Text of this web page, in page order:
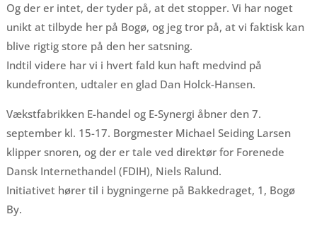
Og der er intet, der tyder på, at det stopper. Vi har noget
unikt at tilbyde her på Bogø, og jeg tror på, at vi faktisk kan
blive rigtig store på den her satsning.
Indtil videre har vi i hvert fald kun haft medvind på
kundefronten, udtaler en glad Dan Holck-Hansen.
Vækstfabrikken E-handel og E-Synergi åbner den 7.
september kl. 15-17. Borgmester Michael Seiding Larsen
klipper snoren, og der er tale ved direktør for Forenede
Dansk Internethandel (FDIH), Niels Ralund.
Initiativet hører til i bygningerne på Bakkedraget, 1, Bogø
By.